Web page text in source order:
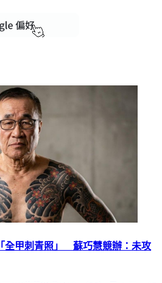
消息不漏接
全甲刺青照」 蘇巧慧競辦：未攻